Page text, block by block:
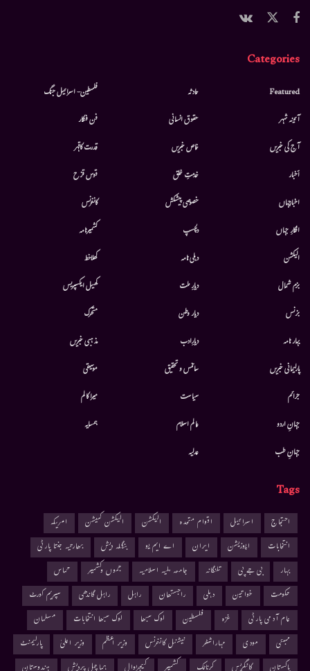
Categories
Featured
آئینہ شہر
آج کی خبریں
أخبار
اخبارجہاں
افکارِ جہاں
الیکشن
بزم شمال
بزنس
بہار نامہ
پارلیمانی خبریں
جرائم
جہانِ اردو
جہانِ طب
حادثہ
حقوق انسانی
خاص خبریں
خدمتِ خلق
خصوصی پیشکش
دلچسپ
دہلی نامہ
دیارِ ملت
دیار وطن
دیارِادب
سائنس و تحقیق
سیاست
عالم اسلام
عدلیہ
فلسطین- اسرائیل جنگ
فن فنکار
قدرت کاقہر
قوس قزح
کانفرنس
کشمیرنامہ
کھلاخط
کھیل ایکسپریس
متحرك
مذہبی خبریں
موسيقى
میرا کالم
ہمسایہ
Tags
احتجاج اسرائیل اقوام متحدہ الیکشن الیکشن کمیشن
امریکہ
انتخابات
اپوزیشن ایران اے ایم یو بنگلہ دیش
بھارتیہ جنتا پارٹی
بہار
بی جے پی تلنگانہ جامعہ ملیہ اسلامیہ جموں وکشمیر
حماس
حکومت
خواتین دہلی راجستھان راہل راہل گاندھی
سپریم کورٹ
عام آدمی پارٹی
غزہ فلسطین لوک سبھا لوک سبھا انتخابات
مسلمان
ممبئی
مودی مہاراشٹر نیشنل کانفرنس وزیر اعظم وزیر اعلیٰ
پارلیمنٹ